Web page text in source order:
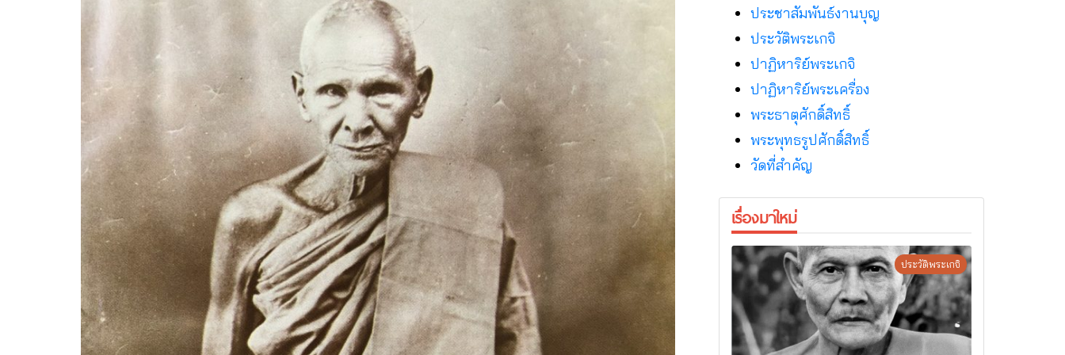
ประชาสัมพันธ์งานบุญ
ประวัติพระเกจิ
ปาฏิหาริย์พระเกจิ
ปาฏิหาริย์พระเครื่อง
พระธาตุศักดิ์สิทธิ์
พระพุทธรูปศักดิ์สิทธิ์
วัดที่สําคัญ
เรื่องมาใหม่
ประวัติพระเกจิ